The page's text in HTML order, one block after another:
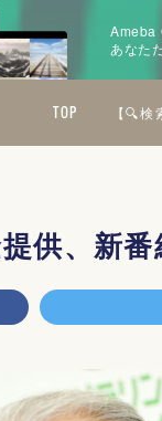
Ameba
あなた
TOP 【🔍検
供、新番